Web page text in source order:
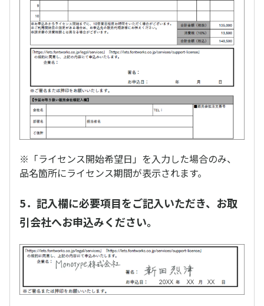
※「ライセンス開始希望日」を入力した場合のみ、
品名箇所にライセンス期間が表示されます。
5．記入欄に必要項目をご記入いただき、お取
引会社へお申込みください。